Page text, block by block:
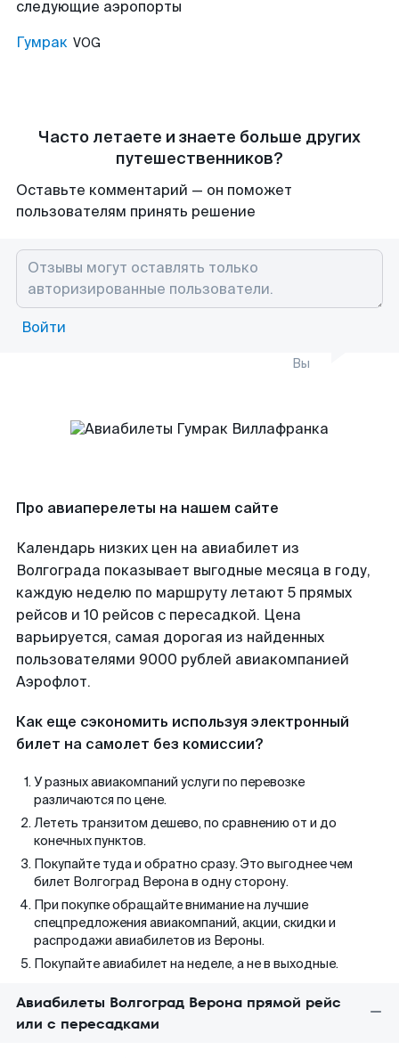
следующие аэропорты
Гумрак VOG
Часто летаете и знаете больше других
путешественников?
Оставьте комментарий — он поможет
пользователям принять решение
Войти
Вы
Про авиаперелеты на нашем сайте
Календарь низких цен на авиабилет из
Волгограда показывает выгодные месяца в году,
каждую неделю по маршруту летают 5 прямых
рейсов и 10 рейсов с пересадкой. Цена
варьируется, самая дорогая из найденных
пользователями 9000 рублей авиакомпанией
Аэрофлот.
Как еще сэкономить используя электронный
билет на самолет без комиссии?
У разных авиакомпаний услуги по перевозке
различаются по цене.
Лететь транзитом дешево, по сравнению от и до
конечных пунктов.
Покупайте туда и обратно сразу. Это выгоднее чем
билет Волгоград Верона в одну сторону.
При покупке обращайте внимание на лучшие
спецпредложения авиакомпаний, акции, скидки и
распродажи авиабилетов из Вероны.
Покупайте авиабилет на неделе, а не в выходные.
Авиабилеты Волгоград Верона прямой рейс
или с пересадками